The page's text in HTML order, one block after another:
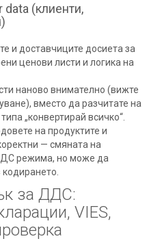
(клиенти,
и доставчиците досиета за
ценови листи и логика на
наново внимателно (вижте
вместо да разчитате на
„конвертирай всичко“.
на продуктите и
— смяната на
режима, но може да
кодирането.
за ДДС:
VIES,